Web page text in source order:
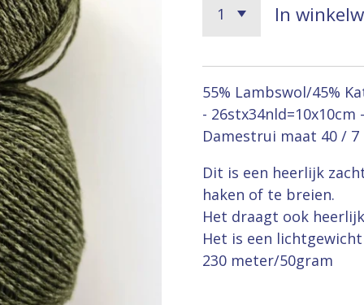
In
55% Lambswol/45%
-
Damestrui maat 40 /
Dit is een heerlijk
haken of te breien.
Het draagt ook
Het is een
230 meter/50gram